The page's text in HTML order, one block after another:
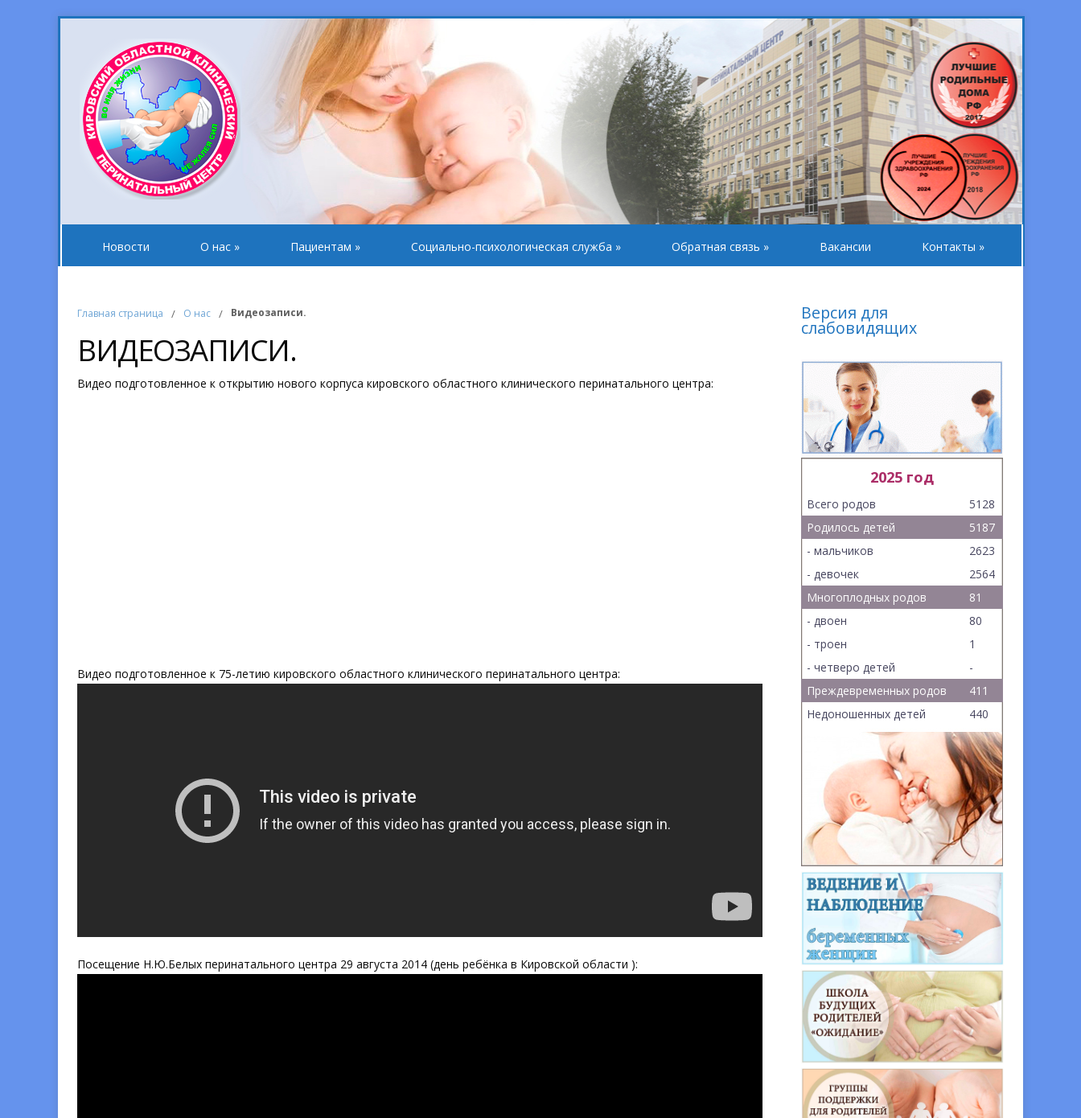
Новости О нас » Пациентам » Социально-психологическая служба » Обратная связь » Вакансии Контакты »
Главная страница / О нас / Видеозаписи.
ВИДЕОЗАПИСИ.
Видео подготовленное к открытию нового корпуса кировского областного клинического перинатального центра:
Видео подготовленное к 75-летию кировского областного клинического перинатального центра:
Посещение Н.Ю.Белых перинатального центра 29 августа 2014 (день ребёнка в Кировской области ):
Версия для
слабовидящих
2025 год
Всего родов
5128
Родилось детей
5187
- мальчиков
2623
- девочек
2564
Многоплодных родов
81
- двоен
80
- троен
1
- четверо детей
-
Преждевременных родов
411
Недоношенных детей
440